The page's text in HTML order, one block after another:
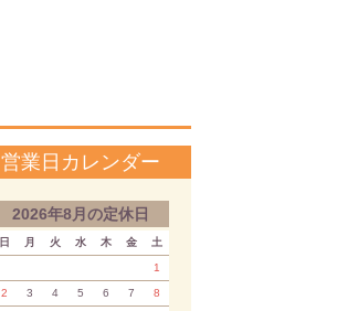
営業日カレンダー
2026年8月の定休日
日 月 火 水 木 金 土
1
2 3 4 5 6 7 8